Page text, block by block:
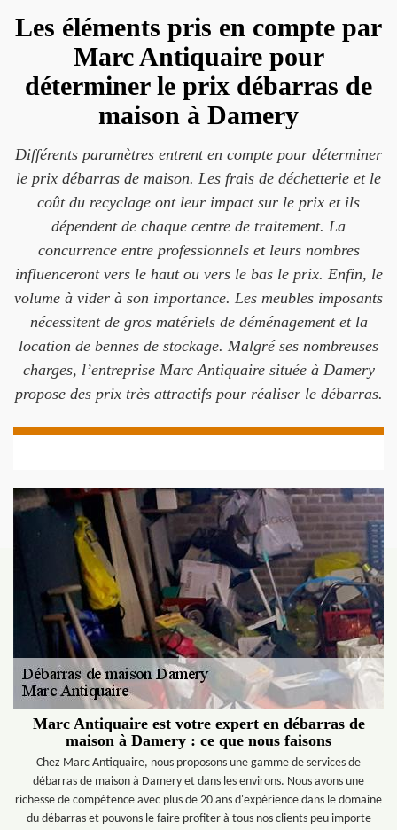
Les éléments pris en compte par
Marc Antiquaire pour
déterminer le prix débarras de
maison à Damery
Différents paramètres entrent en compte pour déterminer
le prix débarras de maison. Les frais de déchetterie et le
coût du recyclage ont leur impact sur le prix et ils
dépendent de chaque centre de traitement. La
concurrence entre professionnels et leurs nombres
influenceront vers le haut ou vers le bas le prix. Enfin, le
volume à vider à son importance. Les meubles imposants
nécessitent de gros matériels de déménagement et la
location de bennes de stockage. Malgré ses nombreuses
charges, l’entreprise Marc Antiquaire située à Damery
propose des prix très attractifs pour réaliser le débarras.
Marc Antiquaire est votre expert en débarras de
maison à Damery : ce que nous faisons
Chez Marc Antiquaire, nous proposons une gamme de services de
débarras de maison à Damery et dans les environs. Nous avons une
richesse de compétence avec plus de 20 ans d'expérience dans le domaine
du débarras et pouvons le faire profiter à tous nos clients peu importe